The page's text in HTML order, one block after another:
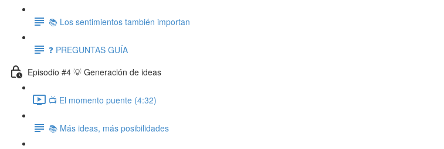
📚 Los sentimientos también importan
❓ PREGUNTAS GUÍA
Episodio #4 💡 Generación de ideas
📺 El momento puente (4:32)
📚 Más ideas, más posibilidades